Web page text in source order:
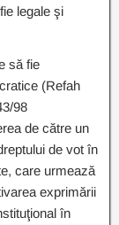
legale şi
să fie
(Refah
98
de către un
de vot în
care urmează
exprimării
în